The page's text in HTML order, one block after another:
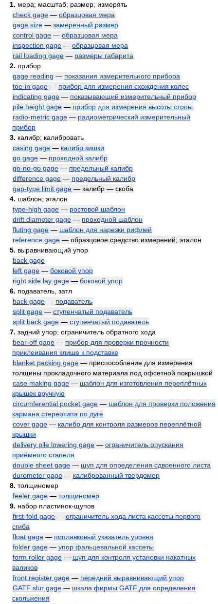
1. мера; масштаб; размер; измерять
check gage — образцовая мера
gage size — замеренный размер
control gage — образцовая мера
inspection gage — образцовая мера
rail loading gage — размеры габарита
2. прибор
gage reading — показания измерительного прибора
toe-in gage — прибор для измерения схождения колес
indicating gage — показывающий измерительный прибор
pile height gage — прибор для измерения высоты стопы
radio-metric gage — радиометрический измерительный
прибор
3. калибр; калибровать
casing gage — калибр кишки
go gage — проходной калибр
go-no-go gage — предельный калибр
difference gage — предельный калибр
gap-type limit gage — калибр — скоба
4. шаблон; эталон
type-high gage — ростовой шаблон
drift diameter gage — проходной шаблон
fluting gage — шаблон для нарезки рифлей
reference gage — образцовое средство измерений; эталон
5. выравнивающий упор
back gage
left gage — боковой упор
right side lay gage — боковой упор
6. подаватель, затл
back gage — подаватель
split gage — ступенчатый подаватель
split back gage — ступенчатый подаватель
7. задний упор; ограничитель обратного хода
bear-off gage — прибор для проверки прочности
приклеивания клише к подставке
blanket packing gage — приспособление для измерения
толщины прокладочного материала под офсетной покрышкой
case making gage — шаблон для изготовления переплётных
крышек вручную
circumferential pocket gage — шаблон для проверки положения
кармана стереотипа по дуге
cover gage — калибр для контроля размеров переплётной
крышки
delivery pile lowering gage — ограничитель опускания
приёмного стапеля
double sheet gage — щуп для определения сдвоенного листа
durometer gage — калиброванный твердомер
8. толщиномер
feeler gage — толщиномер
9. набор пластинок-щупов
first-fold gage — ограничитель хода листа кассеты первого
сгиба
float gage — поплавковый указатель уровня
folder gage — упор фальцевальной кассеты
form roller gage — щуп для контроля установки накатных
валиков
front register gage — передний выравнивающий упор
GATF slur gage — шкала фирмы GATF для определения
скольжения